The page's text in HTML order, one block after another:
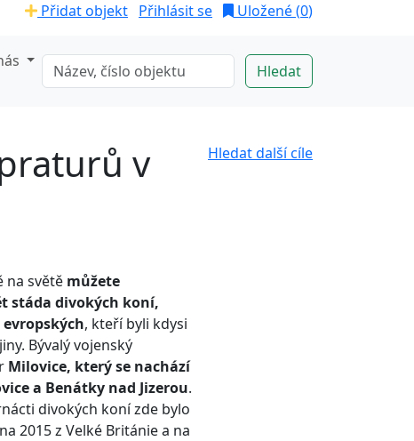
Přidat objekt Přihlásit se Uložené (0)
Hledat další cíle
v
na světě můžete
stáda divokých koní,
, kteří byli kdysi
Bývalý vojenský
Milovice, který se nachází
a Benátky nad Jizerou.
divokých koní zde bylo
2015 z Velké Británie a na